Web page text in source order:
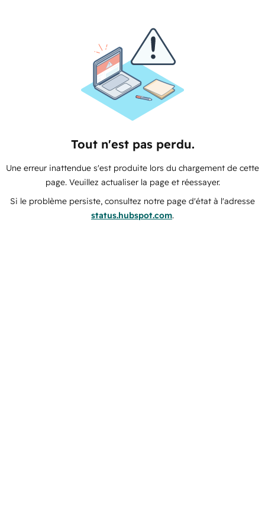
Tout n'est pas perdu.
Une erreur inattendue s'est produite lors du chargement de cette
page. Veuillez actualiser la page et réessayer.
Si le problème persiste, consultez notre page d'état à l'adresse
status.hubspot.com.